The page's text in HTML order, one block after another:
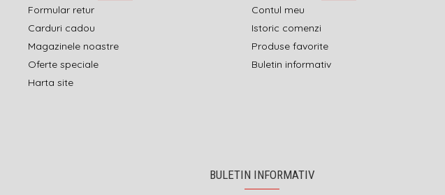
Formular retur
Carduri cadou
Magazinele noastre
Oferte speciale
Harta site
Contul meu
Istoric comenzi
Produse favorite
Buletin informativ
BULETIN INFORMATIV